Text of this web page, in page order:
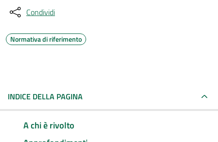
Condividi
Normativa di riferimento
INDICE DELLA PAGINA
A chi è rivolto